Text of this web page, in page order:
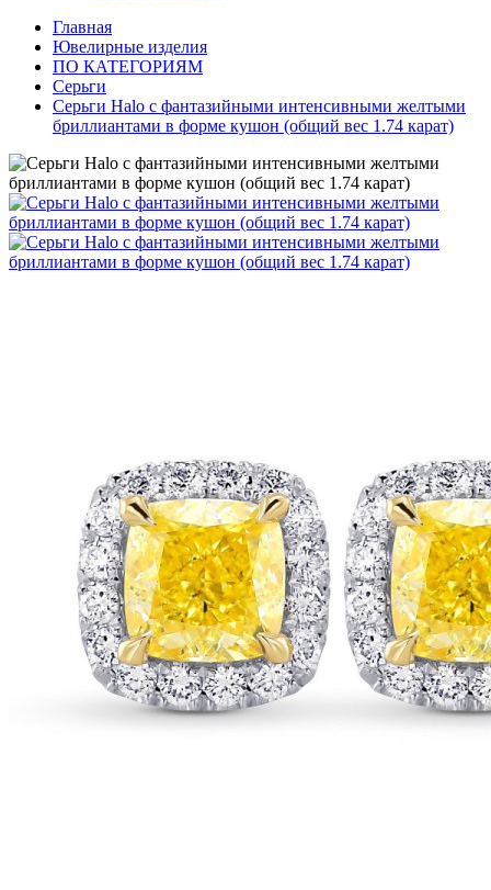
Главная
Ювелирные изделия
ПО КАТЕГОРИЯМ
Серьги
Серьги Halo с фантазийными интенсивными желтыми
бриллиантами в форме кушон (общий вес 1.74 карат)